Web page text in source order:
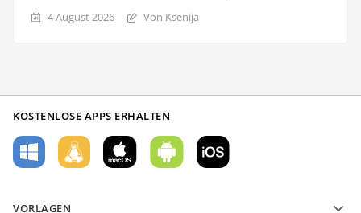
4 August 2026 Von Ksenija
KOSTENLOSE APPS ERHALTEN
VORLAGEN